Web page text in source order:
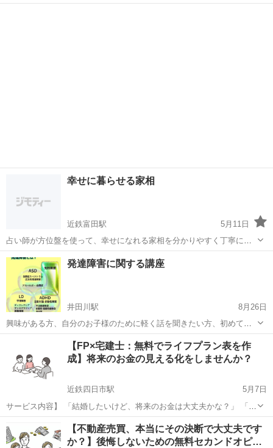
しております。 現在住宅メーカー様、結婚相談所様とタイアップさせ
幸せに暮らせる家相
近鉄富田駅
5月11日
占い師が方位盤を使って、幸せになれる家相を分かりやすく丁寧に教
えます。 家の間取り図を持ってきて頂いたら、個別的に説明させて頂
きます。 5月20日(金)AM10時から 一時間2000円。 定員6名。先着順
で、定員にな...
三重 四日市市 近鉄富田駅 その他
発達障害に関する講座
井田川駅
8月26日
興味がある方、自分のお子様のために軽く話を聞きたい方、初めての
方に向けた簡単な講座です。 発達障害とは？ というお話からはいりま
日日曜日13時～15...
井田川駅 その他 発達障害
【FP×宅建士：無料でライフプラン表を作
成】将来のお金の見える化をしませんか？
近鉄四日市駅
5月7日
サービス内容】 「結婚したいけど、将来のお金は大丈夫かな？」 「子
どもが欲しいけど教育資金は大丈夫かな？」 「家を購入したいけど、
買っても大丈夫そうかな？」 「早期退職したいけど、老後の資金は大
丈夫かな？...
四日市市 近鉄四日市駅 その他
【不動産売買、本当にその決断で大丈夫です
か？】後悔しないための無料セカンドオピ…